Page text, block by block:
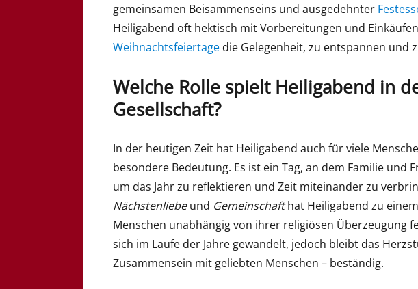
gemeinsamen Beisammenseins und ausgedehnter
Heiligabend oft hektisch mit Vorbereitungen und
Weihnachtsfeiertage die Gelegenheit, zu entspannen und
Welche Rolle spielt Heiligabend in
Gesellschaft?
In der heutigen Zeit hat Heiligabend auch für viele
besondere Bedeutung. Es ist ein Tag, an dem Familie und
um das Jahr zu reflektieren und Zeit miteinander zu
Nächstenliebeund Gemeinschafthat Heiligabend zu
Menschen unabhängig von ihrer religiösen Überzeugung
sich im Laufe der Jahre gewandelt, jedoch bleibt das
Zusammensein mit geliebten Menschen – beständig.